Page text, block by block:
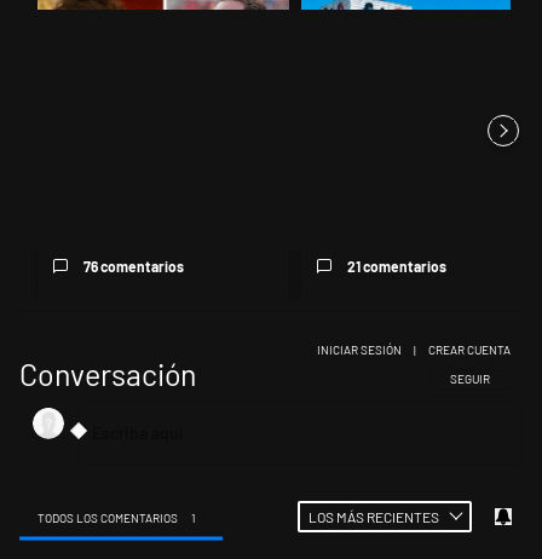
76 comentarios 21 comentarios
Conversación SIGA ESTA
SEGUIR
INICIAR SESIÓN | CREAR CUENTA
TODOS LOS COMENTARIOS 1 LOS MÁS RECIENTES